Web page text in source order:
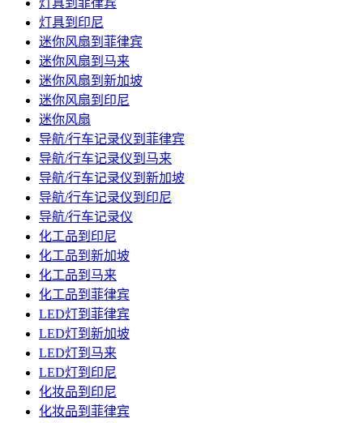
灯具到菲律宾
灯具到印尼
迷你风扇到菲律宾
迷你风扇到马来
迷你风扇到新加坡
迷你风扇到印尼
迷你风扇
导航/行车记录仪到菲律宾
导航/行车记录仪到马来
导航/行车记录仪到新加坡
导航/行车记录仪到印尼
导航/行车记录仪
化工品到印尼
化工品到新加坡
化工品到马来
化工品到菲律宾
LED灯到菲律宾
LED灯到新加坡
LED灯到马来
LED灯到印尼
化妆品到印尼
化妆品到菲律宾